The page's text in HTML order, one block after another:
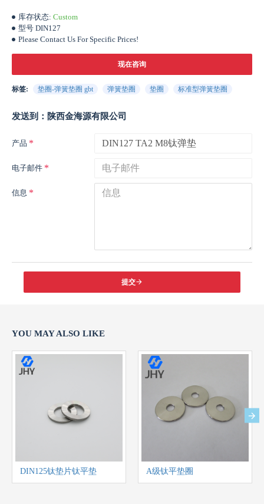
库存状态: Custom
型号 DIN127
Please Contact Us For Specific Prices!
现在咨询
标签: 垫圈-弹簧垫圈 gbt 弹簧垫圈 垫圈 标准型弹簧垫圈
发送到：陕西金海源有限公司
产品
电子邮件
信息
提交
YOU MAY ALSO LIKE
DIN125钛垫片钛平垫 A级钛平垫圈